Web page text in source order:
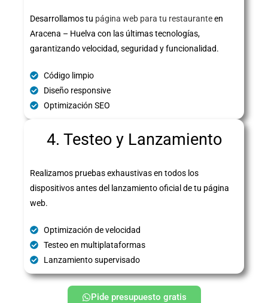
Desarrollamos tu página web para tu restauranteen
Aracena – Huelva con las últimas tecnologías,
garantizando velocidad, seguridad y funcionalidad.
Código limpio
Diseño responsive
Optimización SEO
4. Testeo y Lanzamiento
Realizamos pruebas exhaustivas en todos los
dispositivos antes del lanzamiento oficial de tu página
web.
Optimización de velocidad
Testeo en multiplataformas
Lanzamiento supervisado
Pide presupuesto gratis